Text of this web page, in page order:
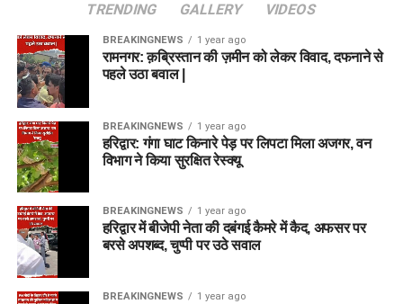
TRENDING GALLERY VIDEOS
BREAKINGNEWS 1 year ago
रामनगर: क़ब्रिस्तान की ज़मीन को लेकर विवाद, दफनाने से
पहले उठा बवाल |
BREAKINGNEWS 1 year ago
हरिद्वार: गंगा घाट किनारे पेड़ पर लिपटा मिला अजगर, वन
विभाग ने किया सुरक्षित रेस्क्यू
BREAKINGNEWS 1 year ago
हरिद्वार में बीजेपी नेता की दबंगई कैमरे में कैद, अफसर पर
बरसे अपशब्द, चुप्पी पर उठे सवाल
BREAKINGNEWS 1 year ago